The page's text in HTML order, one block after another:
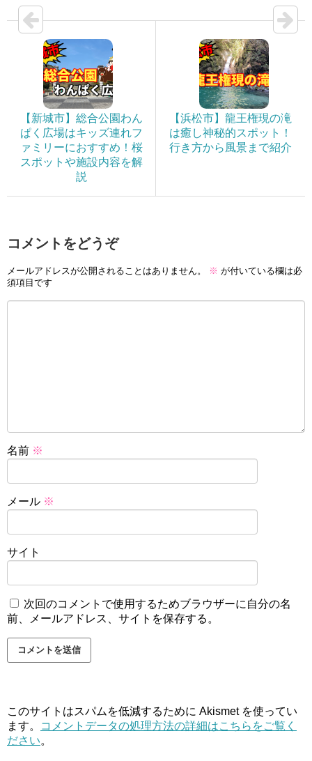
【新城市】総合公園わん
ぱく広場はキッズ連れフ
ァミリーにおすすめ！桜
スポットや施設内容を解
説
【浜松市】龍王権現の滝
は癒し神秘的スポット！
行き方から風景まで紹介
コメントをどうぞ
メールアドレスが公開されることはありません。 ※ が付いている欄は必
須項目です
名前 ※
メール ※
サイト
次回のコメントで使用するためブラウザーに自分の名
前、メールアドレス、サイトを保存する。
このサイトはスパムを低減するために Akismet を使ってい
ます。
コメントデータの処理方法の詳細はこちらをご覧く
ださい。